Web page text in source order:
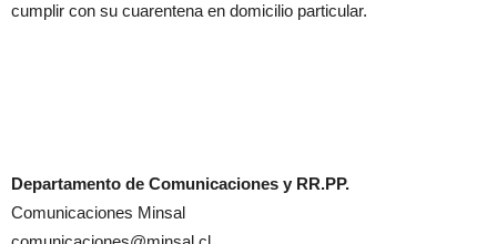
cumplir con su cuarentena en domicilio particular.
Departamento de Comunicaciones y RR.PP.
Comunicaciones Minsal